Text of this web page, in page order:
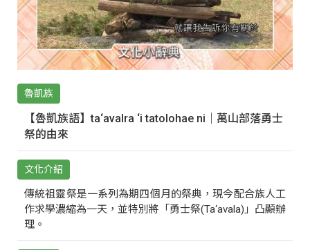
魯凱族
【魯凱族語】ta‘avalra ‘i tatolohae ni｜萬山部落勇士
祭的由來
文化介紹
傳統祖靈祭是一系列為期四個月的祭典，現今配合族人工
作求學濃縮為一天，並特別將「勇士祭(Ta‘avala)」凸顯辦
理。